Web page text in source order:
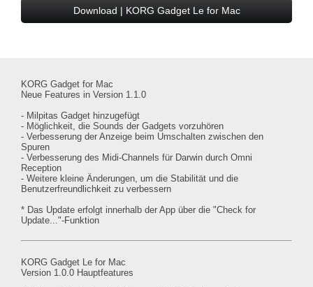
Download | KORG Gadget Le for Mac
KORG Gadget for Mac
Neue Features in Version 1.1.0
- Milpitas Gadget hinzugefügt
- Möglichkeit, die Sounds der Gadgets vorzuhören
- Verbesserung der Anzeige beim Umschalten zwischen den
Spuren
- Verbesserung des Midi-Channels für Darwin durch Omni
Reception
- Weitere kleine Änderungen, um die Stabilität und die
Benutzerfreundlichkeit zu verbessern
* Das Update erfolgt innerhalb der App über die "Check for
Update..."-Funktion
KORG Gadget Le for Mac
Version 1.0.0 Hauptfeatures